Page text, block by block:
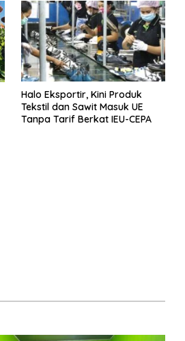
Halo Eksportir, Kini Produk
Tekstil dan Sawit Masuk UE
Tanpa Tarif Berkat IEU-CEPA